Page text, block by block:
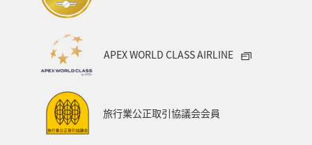
APEX WORLD CLASS AIRLINE
旅行業公正取引協議会会員